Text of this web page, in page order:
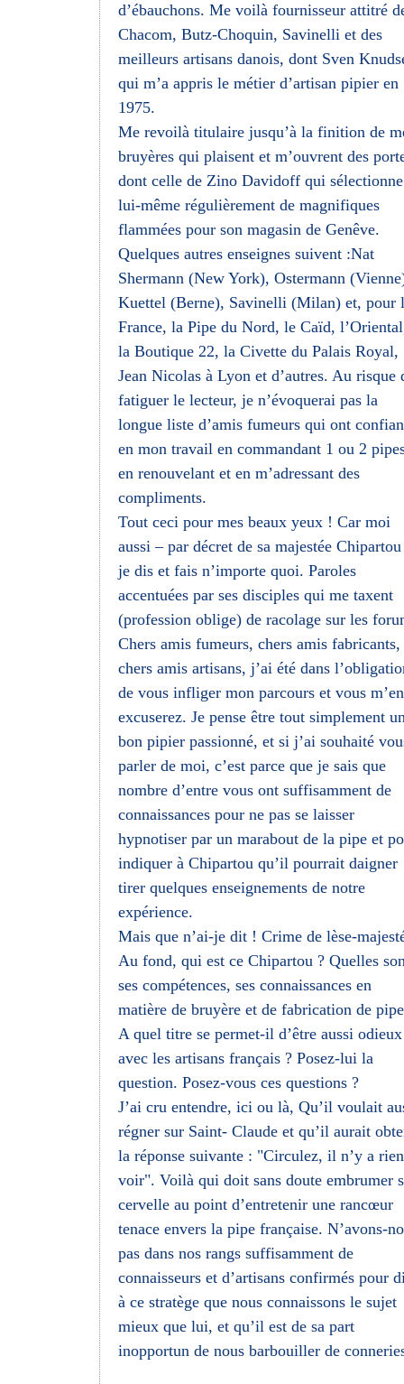
d’ébauchons. Me voilà fournisseur attitré
Chacom, Butz-Choquin, Savinelli et des
meilleurs artisans danois, dont Sven
qui m’a appris le métier d’artisan pipier en
1975.
Me revoilà titulaire jusqu’à la finition de
bruyères qui plaisent et m’ouvrent des
dont celle de Zino Davidoff qui sélectionne
lui-même régulièrement de magnifiques
flammées pour son magasin de Genêve.
Quelques autres enseignes suivent :Nat
Shermann (New York), Ostermann
Kuettel (Berne), Savinelli (Milan) et, pour
France, la Pipe du Nord, le Caïd,
la Boutique 22, la Civette du Palais Royal,
Jean Nicolas à Lyon et d’autres. Au risque
fatiguer le lecteur, je n’évoquerai pas la
longue liste d’amis fumeurs qui ont
en mon travail en commandant 1 ou 2
en renouvelant et en m’adressant des
compliments.
Tout ceci pour mes beaux yeux ! Car moi
aussi – par décret de sa majestée
je dis et fais n’importe quoi. Paroles
accentuées par ses disciples qui me taxent
(profession oblige) de racolage sur les
Chers amis fumeurs, chers amis fabricants,
chers amis artisans, j’ai été dans
de vous infliger mon parcours et vous m’en
excuserez. Je pense être tout simplement
bon pipier passionné, et si j’ai souhaité
parler de moi, c’est parce que je sais que
nombre d’entre vous ont suffisamment de
connaissances pour ne pas se laisser
hypnotiser par un marabout de la pipe et
indiquer à Chipartou qu’il pourrait daigner
tirer quelques enseignements de notre
expérience.
Mais que n’ai-je dit ! Crime de lèse-
Au fond, qui est ce Chipartou ? Quelles
ses compétences, ses connaissances en
matière de bruyère et de fabrication de
A quel titre se permet-il d’être aussi odieux
avec les artisans français ? Posez-lui la
question. Posez-vous ces questions ?
J’ai cru entendre, ici ou là, Qu’il voulait
régner sur Saint- Claude et qu’il aurait
la réponse suivante : "Circulez, il n’y a
voir". Voilà qui doit sans doute embrumer
cervelle au point d’entretenir une rancœur
tenace envers la pipe française. N’avons-
pas dans nos rangs suffisamment de
connaisseurs et d’artisans confirmés pour
à ce stratège que nous connaissons le sujet
mieux que lui, et qu’il est de sa part
inopportun de nous barbouiller de